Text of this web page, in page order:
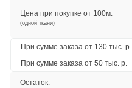
Цена при покупке от 100м:
(одной ткани)
При сумме заказа от 130 тыс. р.
При сумме заказа от 50 тыс. р.
Остаток: